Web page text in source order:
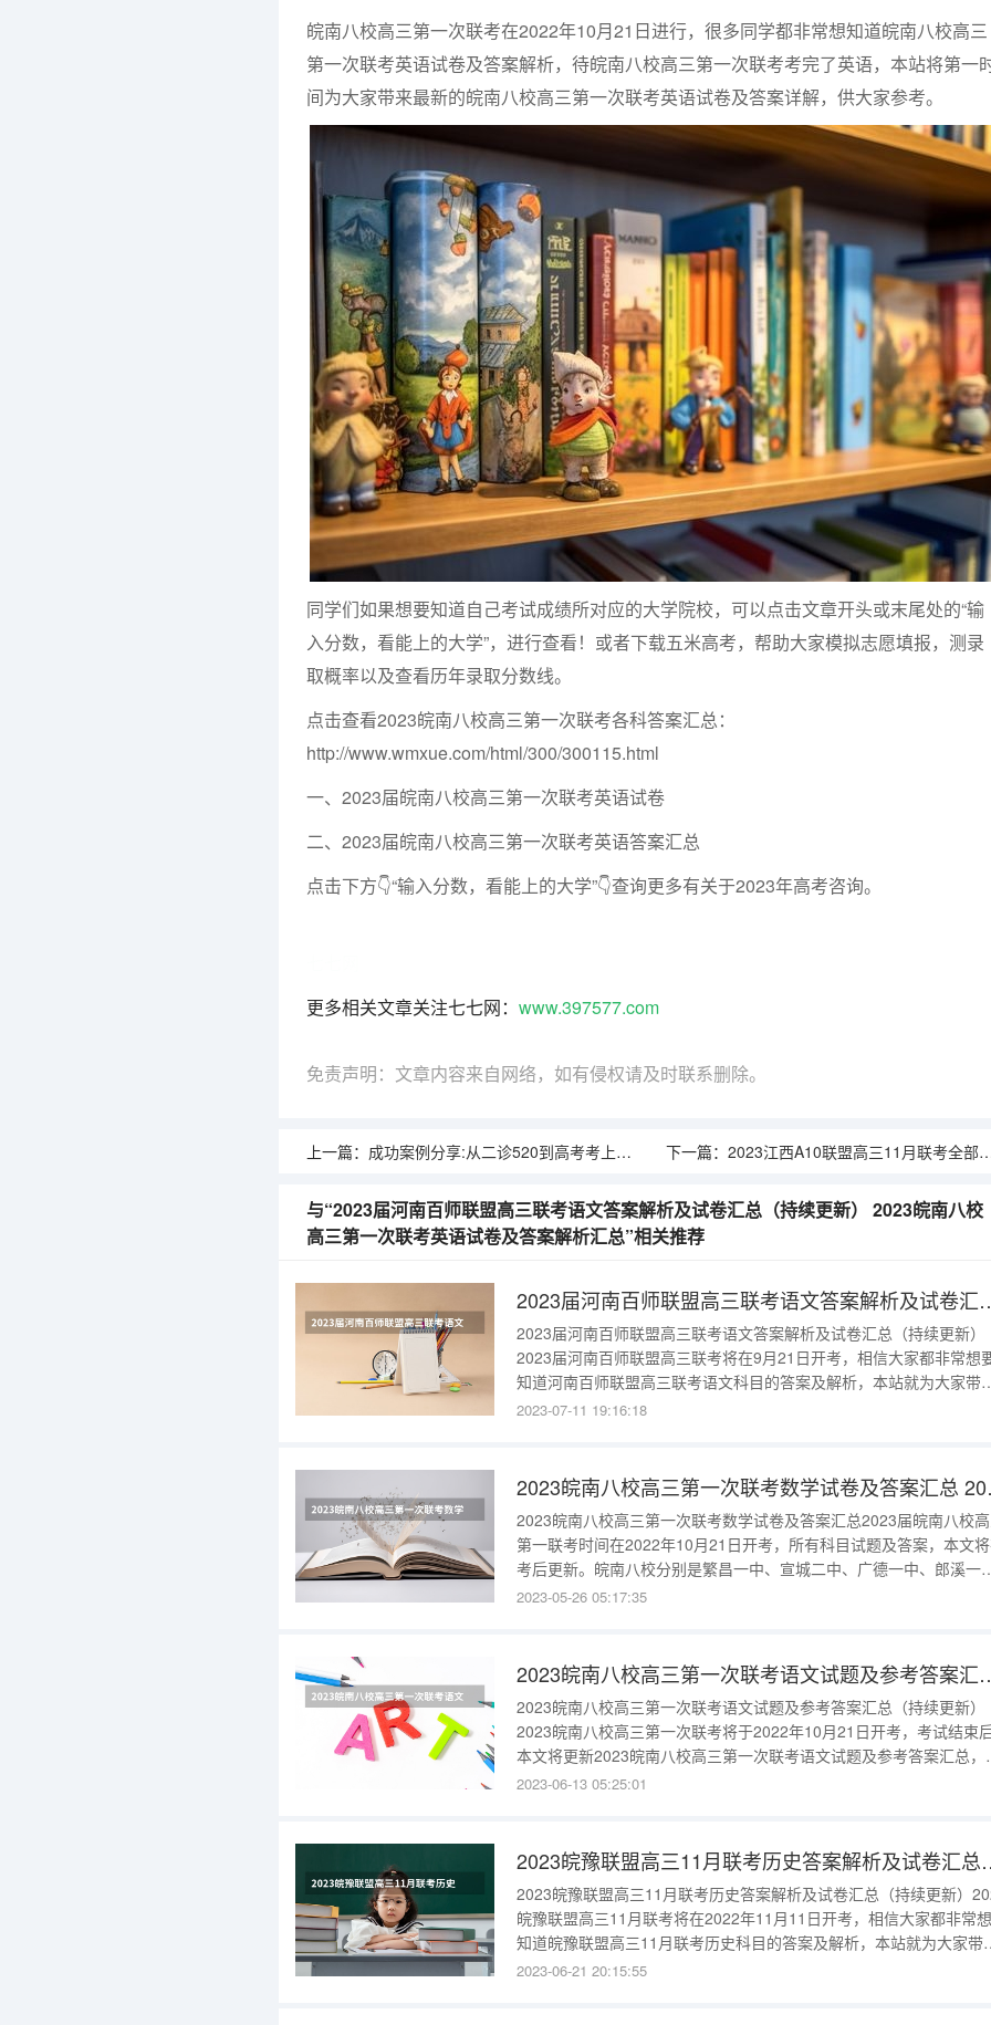
皖南八校高三第一次联考在2022年10月21日进行，很多同学都非常想知道皖南八校高三
第一次联考英语试卷及答案解析，待皖南八校高三第一次联考考完了英语，本站将第一
间为大家带来最新的皖南八校高三第一次联考英语试卷及答案详解，供大家参考。
同学们如果想要知道自己考试成绩所对应的大学院校，可以点击文章开头或末尾处的“输
入分数，看能上的大学”，进行查看！或者下载五米高考， 帮助大家模拟志愿填报，测录
取概率以及查看历年录取分数线。
点击查看2023皖南八校高三第一次联考各科答案汇总：
http://www.wmxue.com/html/300/300115.html
一、2023届皖南八校高三第一次联考英语试卷
二、2023届皖南八校高三第一次联考英语答案汇总
点击下方👇“输入分数，看能上的大学”👇查询更多有关于2023年高考咨询。
更多相关文章关注七七网： www.397577.com
免责声明：文章内容来自网络，如有侵权请及时联系删除。
上一篇： 成功案例分享:从二诊520到高考考上四川大学（计算机类），高三学子的超级逆袭 2023石家庄二模高三政治答题卡 下一篇： 2023江西A10联盟高三11月联考全部参考答案及试题汇总 高考家长给高三女儿鼓励的话语
与“2023届河南百师联盟高三联考语文答案解析及试卷汇总（持续更新） 2023皖南八校
高三第一次联考英语试卷及答案解析汇总”相关推荐
2023届河南百师联盟高三联考语文答
2023届河南百师联盟高三联考语文答案解析及试卷汇总（持续更新）
2023届河南百师联盟高三联考将在9月21日开考，相信大家都非常想
知道河南百师联盟高三联考语文科目的答案及解析，本站就为大家带
2023届河南百师联盟高三联考语文答案解析及试卷汇总。2023届河
师联
2023-07-11 19:16:18
2023皖南
2023皖南八校高三第一次联考数学试卷及答案汇总2023届皖南八校
第一联考时间在2022年10月21日开考，所有科目试题及答案，本文
考后更新。皖南八校分别是繁昌一中、宣城二中、广德一中、郎溪一
中、当涂中学、青阳一中、芜湖县一中、南陵中学。“皖南八校”联考
望
2023-05-26 05:17:35
2023皖南八校高三第一次联考语文试题及
2023皖南八校高三第一次联考语文试题及参考答案汇总（持续更新）
2023皖南八校高三第一次联考将于2022年10月21日开考，考试结束
本文将更新2023皖南八校高三第一次联考语文试题及参考答案汇总，
文为本站搜集整理的2023皖南八校高三第一次联考语文试题及参考答
米高
2023-06-13 05:25:01
2023皖豫联盟高三11月联考历
2023皖豫联盟高三11月联考历史答案解析及试卷汇总（持续更新）
皖豫联盟高三11月联考将在2022年11月11日开考，相信大家都非常
知道皖豫联盟高三11月联考历史科目的答案及解析，本站就为大家带
2023皖豫联盟高三11月联考历史答案解析及试卷汇总。2023皖豫联
2023-06-21 20:15:55